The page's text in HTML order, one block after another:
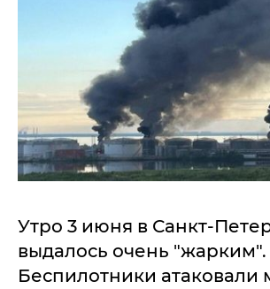
Утро 3 июня в Санкт-
выдалось очень "жарким".
Беспилотники атаковали